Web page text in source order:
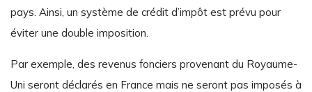
pays. Ainsi, un système de crédit d’impôt est prévu pour
éviter une double imposition.
Par exemple, des revenus fonciers provenant du Royaume-
Uni seront déclarés en France mais ne seront pas imposés à